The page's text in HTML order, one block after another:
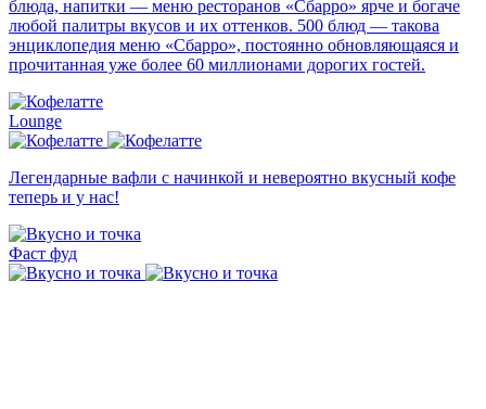
блюда, напитки — меню ресторанов «Сбарро» ярче и богаче
любой палитры вкусов и их оттенков. 500 блюд — такова
энциклопедия меню «Сбарро», постоянно обновляющаяся и
прочитанная уже более 60 миллионами дорогих гостей.
Lounge
Легендарные вафли с начинкой и невероятно вкусный кофе
теперь и у нас!
Фаст фуд